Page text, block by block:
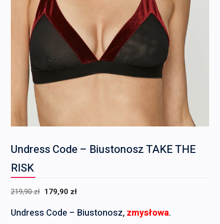
Undress Code – Biustonosz TAKE THE
RISK
219,90zł Pierwotna
wynosiła:
179,90 zł
wynosi:
Undress Code – Biustonosz, zmysłowa.